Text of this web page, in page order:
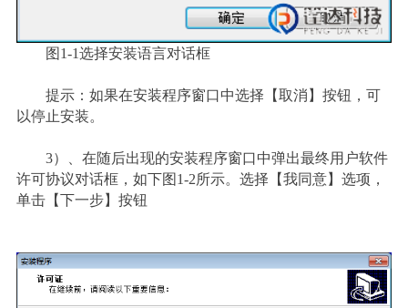
图1-1选择安装语言对话框
提示：如果在安装程序窗口中选择【取消】按钮，可
以停止安装。
3）
、在随后出现的安装程序窗口中弹出最终用户软件
许可协议对话框，如下图1-2所示。选择【我同意】选项，
单击【下一步】按钮